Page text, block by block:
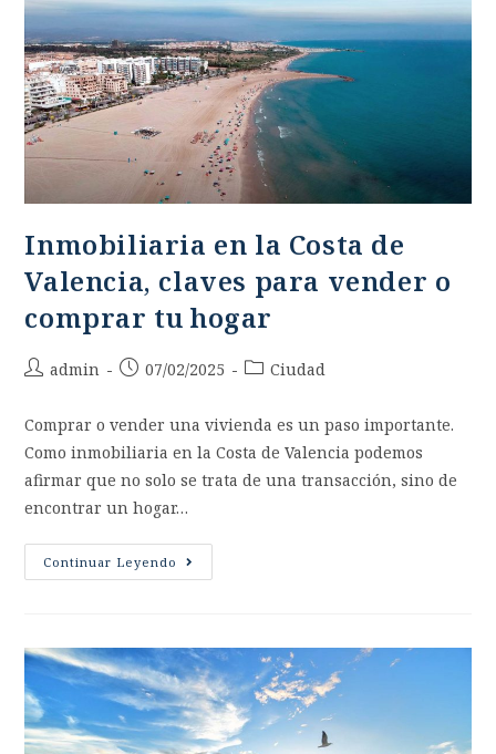
Inmobiliaria en la Costa de
Valencia, claves para vender o
comprar tu hogar
admin 07/02/2025 Ciudad
Comprar o vender una vivienda es un paso importante.
Como inmobiliaria en la Costa de Valencia podemos
afirmar que no solo se trata de una transacción, sino de
encontrar un hogar…
Continuar Leyendo